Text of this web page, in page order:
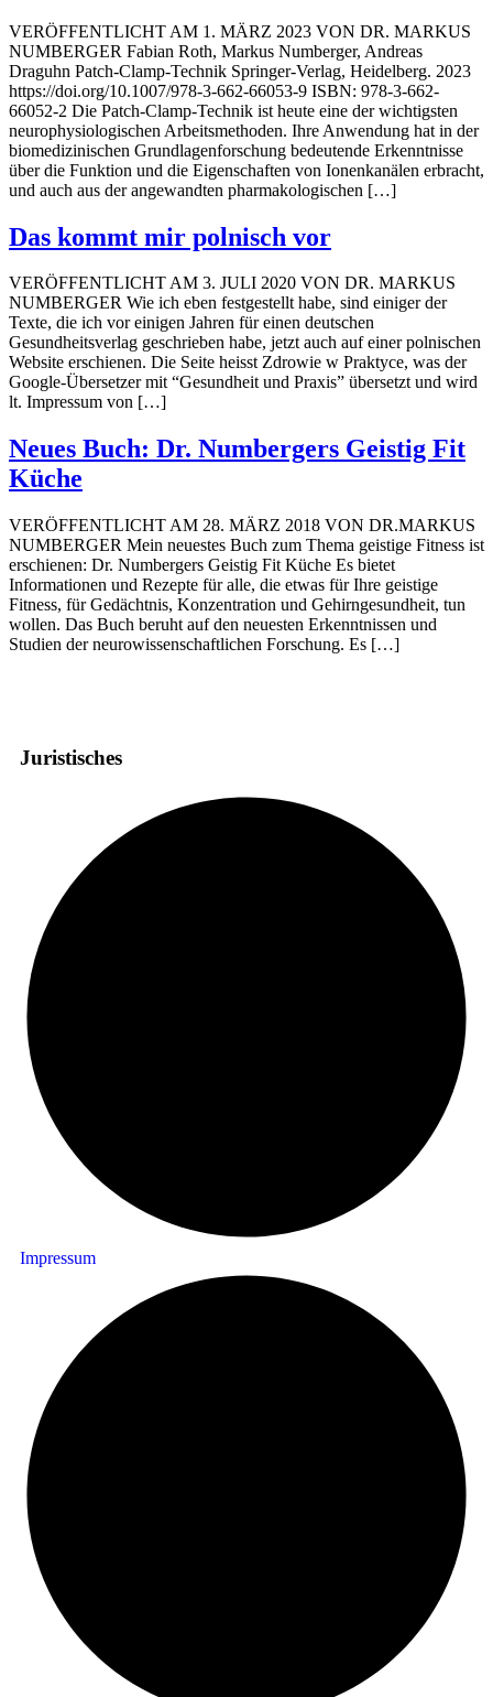
VERÖFFENTLICHT AM 1. MÄRZ 2023 VON DR. MARKUS
NUMBERGER Fabian Roth, Markus Numberger, Andreas
Draguhn Patch-Clamp-Technik Springer-Verlag, Heidelberg. 2023
https://doi.org/10.1007/978-3-662-66053-9 ISBN: 978-3-662-
66052-2 Die Patch-Clamp-Technik ist heute eine der wichtigsten
neurophysiologischen Arbeitsmethoden. Ihre Anwendung hat in der
biomedizinischen Grundlagenforschung bedeutende Erkenntnisse
über die Funktion und die Eigenschaften von Ionenkanälen erbracht,
und auch aus der angewandten pharmakologischen […]
Das kommt mir polnisch vor
VERÖFFENTLICHT AM 3. JULI 2020 VON DR. MARKUS
NUMBERGER Wie ich eben festgestellt habe, sind einiger der
Texte, die ich vor einigen Jahren für einen deutschen
Gesundheitsverlag geschrieben habe, jetzt auch auf einer polnischen
Website erschienen. Die Seite heisst Zdrowie w Praktyce, was der
Google-Übersetzer mit “Gesundheit und Praxis” übersetzt und wird
lt. Impressum von […]
Neues Buch: Dr. Numbergers Geistig Fit
Küche
VERÖFFENTLICHT AM 28. MÄRZ 2018 VON DR.MARKUS
NUMBERGER Mein neuestes Buch zum Thema geistige Fitness ist
erschienen: Dr. Numbergers Geistig Fit Küche Es bietet
Informationen und Rezepte für alle, die etwas für Ihre geistige
Fitness, für Gedächtnis, Konzentration und Gehirngesundheit, tun
wollen. Das Buch beruht auf den neuesten Erkenntnissen und
Studien der neurowissenschaftlichen Forschung. Es […]
Juristisches
Impressum